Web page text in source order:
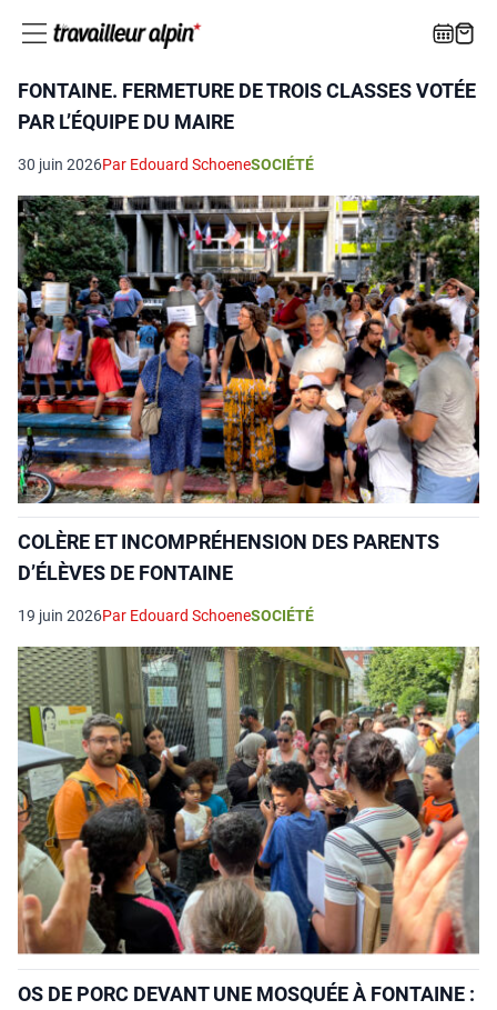
FONTAINE. FERMETURE DE TROIS CLASSES VOTÉE
PAR L’ÉQUIPE DU MAIRE
30 juin 2026Par Edouard SchoeneSOCIÉTÉ
COLÈRE ET INCOMPRÉHENSION DES PARENTS
D’ÉLÈVES DE FONTAINE
19 juin 2026Par Edouard SchoeneSOCIÉTÉ
OS DE PORC DEVANT UNE MOSQUÉE À FONTAINE :